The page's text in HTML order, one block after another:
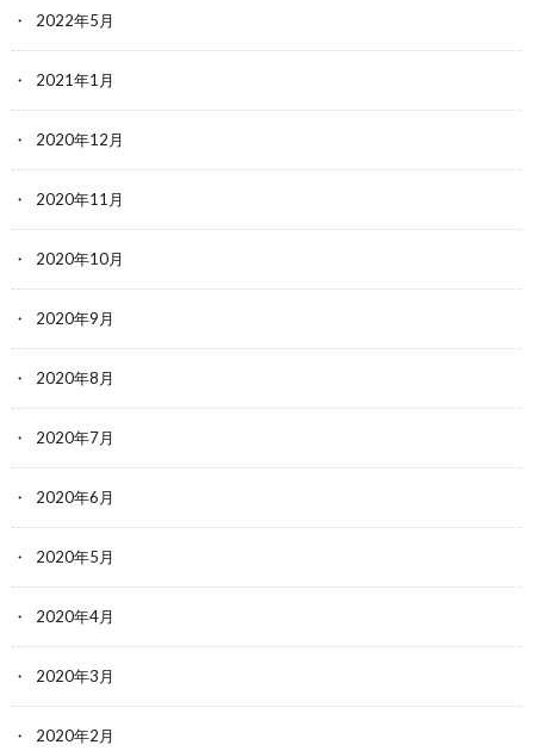
2022年5月
2021年1月
2020年12月
2020年11月
2020年10月
2020年9月
2020年8月
2020年7月
2020年6月
2020年5月
2020年4月
2020年3月
2020年2月